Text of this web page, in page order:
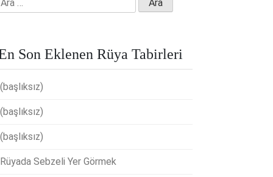
Son Eklenen Rüya Tabirleri
(başlıksız)
(başlıksız)
(başlıksız)
Rüyada Sebzeli Yer Görmek